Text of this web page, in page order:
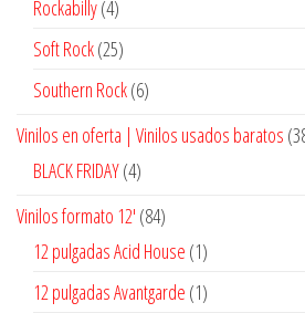
Rockabilly 44
productos
Soft Rock 2525
productos
Southern Rock 66
Vinilos en oferta | Vinilos usados baratos
BLACK FRIDAY 44
Vinilos formato 12' 8484
productos
12 pulgadas Acid House 11
producto
12 pulgadas Avantgarde 11